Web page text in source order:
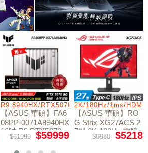
R9 8940HX/RTX5070/512GB/16G
【ASUS 華碩】FA6
08PP-0071A8940HX
16吋 R9 RTX5070
電競筆電
$61999 $59999
2K/180Hz/1ms/
【ASUS 華碩】RO
G Strix XG27ACS 2
7型 2K 180Hz 電競
$6988 $5218